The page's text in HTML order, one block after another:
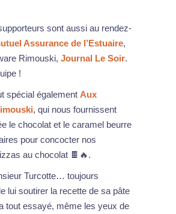
sont aussi au rendez-
Assurance de l’Estuaire,
Rimouski, Journal Le Soir.
!
spécial également Aux
, qui nous fournissent
le chocolat et le caramel beurre
pour concocter nos
au chocolat 🍫🔥.
Turcotte… toujours
lui soutirer la recette de sa pâte
tout essayé, même les yeux de